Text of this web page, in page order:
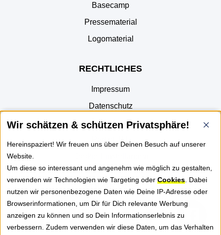
Wir schätzen & schützen Privatsphäre!
Hereinspaziert! Wir freuen uns über Deinen Besuch auf unserer
Website.
Um diese so interessant und angenehm wie möglich zu gestalten,
verwenden wir Technologien wie Targeting oder Cookies . Dabei
nutzen wir personenbezogene Daten wie Deine IP-Adresse oder
Browserinformationen, um Dir für Dich relevante Werbung
anzeigen zu können und so Dein Informationserlebnis zu
verbessern. Zudem verwenden wir diese Daten, um das Verhalten
Basecamp
Pressematerial
Logomaterial
RECHTLICHES
Impressum
Datenschutz
AGB
FOLGE UNS